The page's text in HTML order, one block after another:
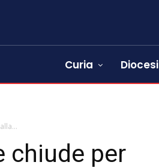
Curia Diocesi
chiude per